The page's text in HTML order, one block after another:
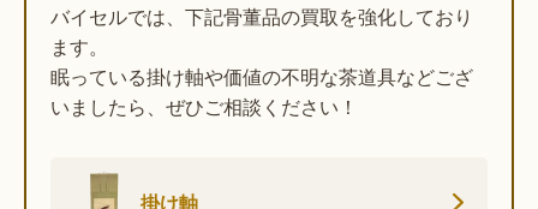
バイセルでは、下記骨董品の買取を強化しており
ます。
眠っている掛け軸や価値の不明な茶道具などござ
いましたら、ぜひご相談ください！
掛け軸